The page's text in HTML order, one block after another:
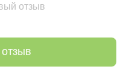
отзыв